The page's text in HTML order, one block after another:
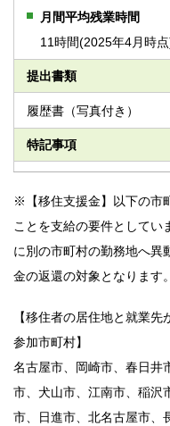
月間平均残業時間
11時間(2025年4月時
提出書類
履歴書（写真付き）
特記事項
※【移住支援金】以下の市
ことを支給の要件としてい
に別の市町村の勤務地へ異
金の返還の対象となります。
【移住者の居住地と就業
参加市町村】
名古屋市、岡崎市、春日井
市、犬山市、江南市、稲沢
市、日進市、北名古屋市、